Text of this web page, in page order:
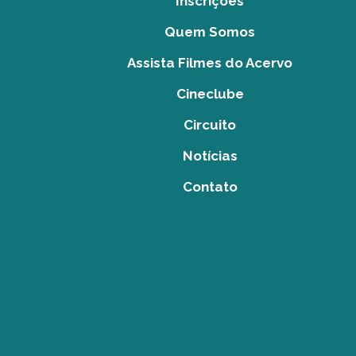
Quem Somos
Assista Filmes do Acervo
Cineclube
Circuito
Notícias
Contato